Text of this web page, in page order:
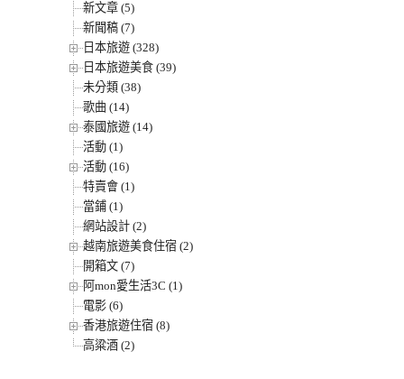
新文章 (5)
新聞稿 (7)
日本旅遊 (328)
日本旅遊美食 (39)
未分類 (38)
歌曲 (14)
泰國旅遊 (14)
活動 (1)
活動 (16)
特賣會 (1)
當鋪 (1)
網站設計 (2)
越南旅遊美食住宿 (2)
開箱文 (7)
阿mon愛生活3C (1)
電影 (6)
香港旅遊住宿 (8)
高粱酒 (2)